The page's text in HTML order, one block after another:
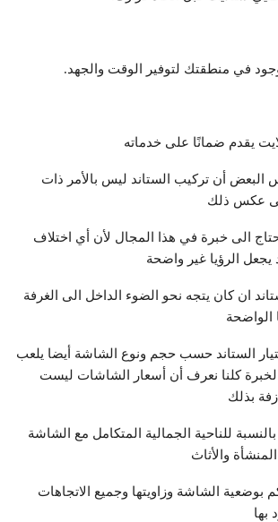
في منطقتك لتوفير الوقت والجهد.
يقدم ضمانًا على خدماته
البعض أن تركيب الستاند ليس بالأمر ذات
عكس ذلك
الى خبرة في هذا المجال لأن أي اختلاف
يجعل الرؤيا غير واضحة
ان كان يتجه نحو الضوء الداخل الى الغرفة
الواضحة
الستاند حسب حجم ونوع الشاشة أيضا يلعب
كلنا نعرف أن أسعار الشاشات ليست
بذلك
للناحية الجمالية المتكامل مع الشاشة
والأثاث
بوضعية الشاشة وزاويتها وجميع الاتجاهات
بها